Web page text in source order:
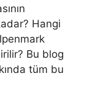
Hangi
Bu blog
tüm bu